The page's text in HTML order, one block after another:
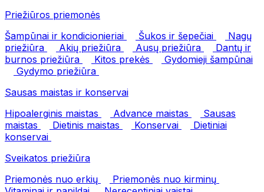
Priežiūros priemonės
Šampūnai ir kondicionieriai
Šukos ir šepečiai
Nagų
priežiūra
Akių priežiūra Ausų priežiūra
Dantų ir
burnos priežiūra
Kitos prekės
Gydomieji šampūnai
Gydymo priežiūra
Sausas maistas ir konservai
Hipoalerginis maistas
Advance maistas
Sausas
maistas
Dietinis maistas Konservai
Dietiniai
konservai
Sveikatos priežiūra
Priemonės nuo erkių
Priemonės nuo kirminų